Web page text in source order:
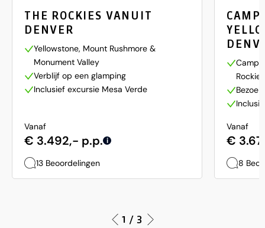
THE ROCKIES VANUIT
DENVER
Yellowstone, Mount Rushmore &
Monument Valley
Verblijf op een glamping
Inclusief excursie Mesa Verde
Vanaf
€ 3.492,- p.p. i
13 Beoordelingen
Rockies
Vanaf
€
8
1 / 3